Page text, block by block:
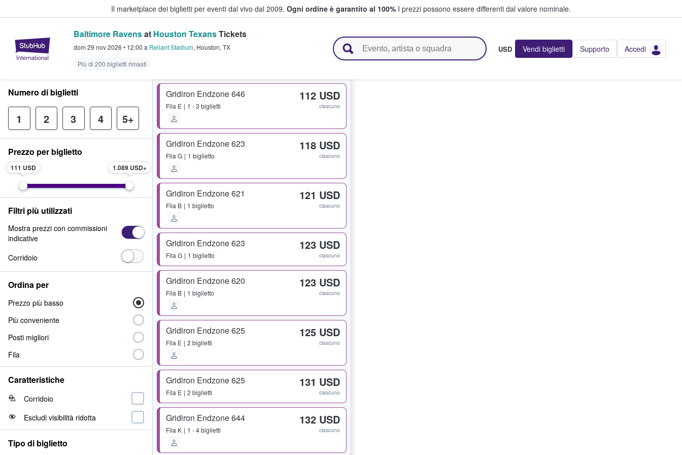
Il marketplace dei biglietti per eventi dal vivo dal 2009. Ogni ordine è garantito al 100% I prezzi possono essere differenti dal valore nominale.
StubHub - Dove i fan comprano e vendono biglietti
Baltimore Ravensat Houston TexansTickets
dom 29 nov 2026 • 12:00 a Reliant Stadium, Houston, TX
Più di 200 biglietti rimasti
USD Vendi biglietti Supporto Accedi
Gridiron Endzone 646
Fila E 1 - 3 biglietti
112 USD
ciascuno
Gridiron Endzone 623
Fila G 1 biglietto
118 USD
ciascuno
Gridiron Endzone 621
Fila B 1 biglietto
121 USD
ciascuno
Gridiron Endzone 623
Fila G 1 biglietto
123 USD
ciascuno
Gridiron Endzone 620
Fila B 1 biglietto
123 USD
ciascuno
Gridiron Endzone 625
Fila E 2 biglietti
125 USD
ciascuno
Gridiron Endzone 625
Fila E 2 biglietti
131 USD
ciascuno
Gridiron Endzone 644
Fila K 1 - 4 biglietti
132 USD
ciascuno
Numero di biglietti
1 2 3 4 5+
Prezzo per biglietto
111 USD 1.089 USD
Filtri più utilizzati
Mostra prezzi con commissioni
indicative
Corridoio
Ordina per
Prezzo più basso
Più conveniente
Posti migliori
Fila
Caratteristiche
Corridoio
Escludi visibilità ridotta
Tipo di biglietto